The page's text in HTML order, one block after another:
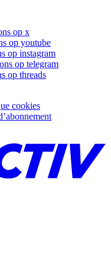
op x
op youtube
op instagram
op telegram
op threads
cookies